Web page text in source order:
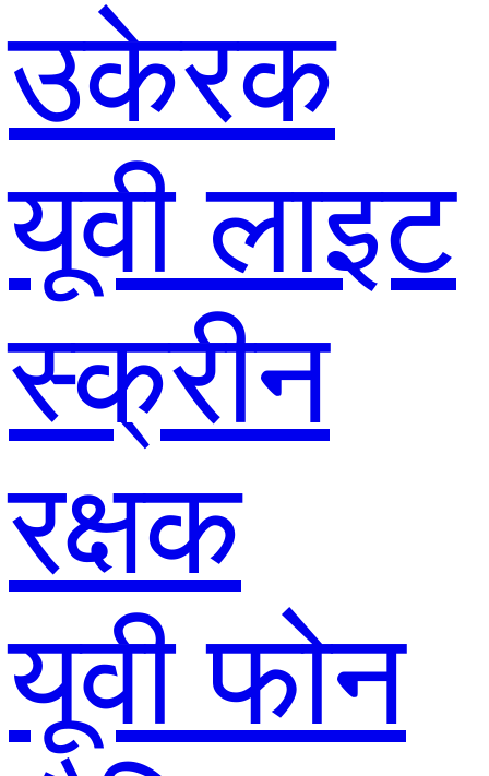
उकेरक
यूवी लाइट
स्क्रीन
रक्षक
यूवी फोन